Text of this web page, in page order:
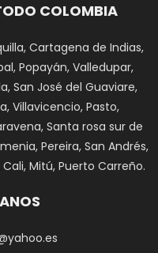
COLOMBIA
Cartagena de Indias,
Popayán, Valledupar,
San José del Guaviare,
Villavicencio, Pasto,
Santa rosa sur de
Pereira, San Andrés,
Mitú, Puerto Carreño.